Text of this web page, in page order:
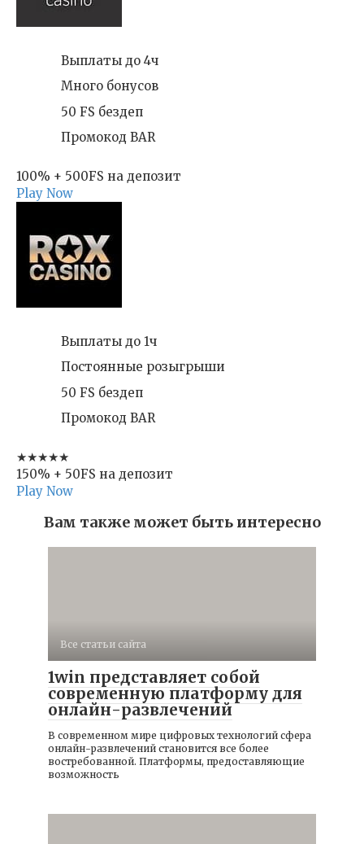
Выплаты до 4ч
Много бонусов
50 FS бездеп
Промокод BAR
100% + 500FS на депозит
Play Now
Выплаты до 1ч
Постоянные розыгрыши
50 FS бездеп
Промокод BAR
★★★★★
150% + 50FS на депозит
Play Now
Вам также может быть интересно
Все статьи сайта
1win представляет собой
современную платформу для
онлайн-развлечений
В современном мире цифровых технологий сфера
онлайн-развлечений становится все более
востребованной. Платформы, предоставляющие
возможность